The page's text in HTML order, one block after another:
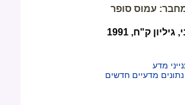
עמוס סופר
גיליון ק"ח, 1991
מדע
מדעיים חדשים